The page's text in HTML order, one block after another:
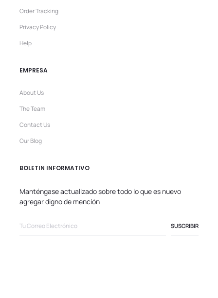
Order Tracking
Privacy Policy
Help
EMPRESA
About Us
The Team
Contact Us
Our Blog
BOLETIN INFORMATIVO
Manténgase actualizado sobre todo lo que es nuevo
agregar digno de mención